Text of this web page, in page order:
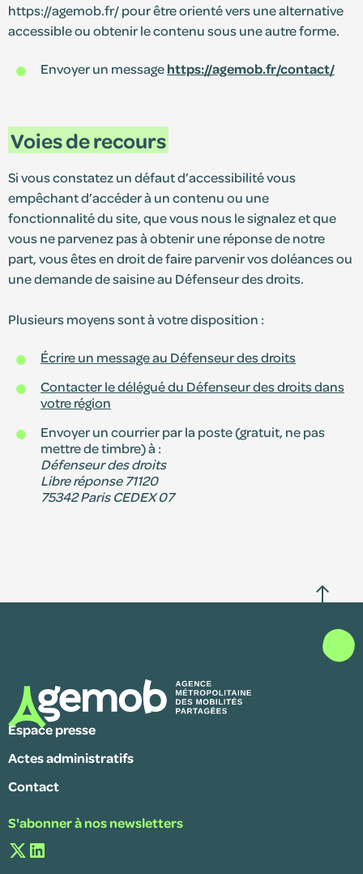
https://agemob.fr/ pour être orienté vers une alternative
accessible ou obtenir le contenu sous une autre forme.
Envoyer un messagehttps://agemob.fr/contact/
Voies de recours
Si vous constatez un défaut d’accessibilité vous
empêchant d’accéder à un contenu ou une
fonctionnalité du site, que vous nous le signalez et que
vous ne parvenez pas à obtenir une réponse de notre
part, vous êtes en droit de faire parvenir vos doléances ou
une demande de saisine au Défenseur des droits.
Plusieurs moyens sont à votre disposition :
Écrire un message au Défenseur des droits
Contacter le délégué du Défenseur des droits dans
votre région
Envoyer un courrier par la poste (gratuit, ne pas
mettre de timbre) à :
Défenseur des droits
Libre réponse 71120
75342 Paris CEDEX 07
Espace presse
Actes administratifs
Contact
S'abonner à nos newsletters